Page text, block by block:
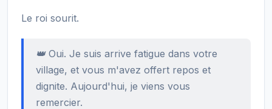
Le roi sourit.
👑 Oui. Je suis arrive fatigue dans votre
village, et vous m'avez offert repos et
dignite. Aujourd'hui, je viens vous
remercier.